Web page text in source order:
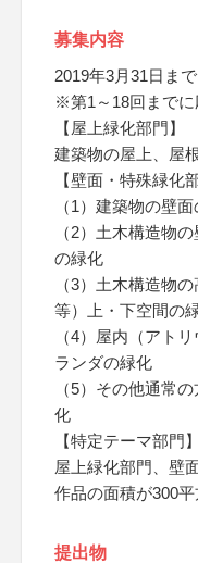
募集内容
2019年3月31日ま
※第1～18回まで
【屋上緑化部門】
建築物の屋上、屋
【壁面・特殊緑化
（1）建築物の壁
（2）土木構造物
の緑化
（3）土木構造物
等）上・下空間の
（4）屋内（アト
ランダの緑化
（5）その他通常
化
【特定テーマ部門】
屋上緑化部門、壁
作品の面積が300
提出物